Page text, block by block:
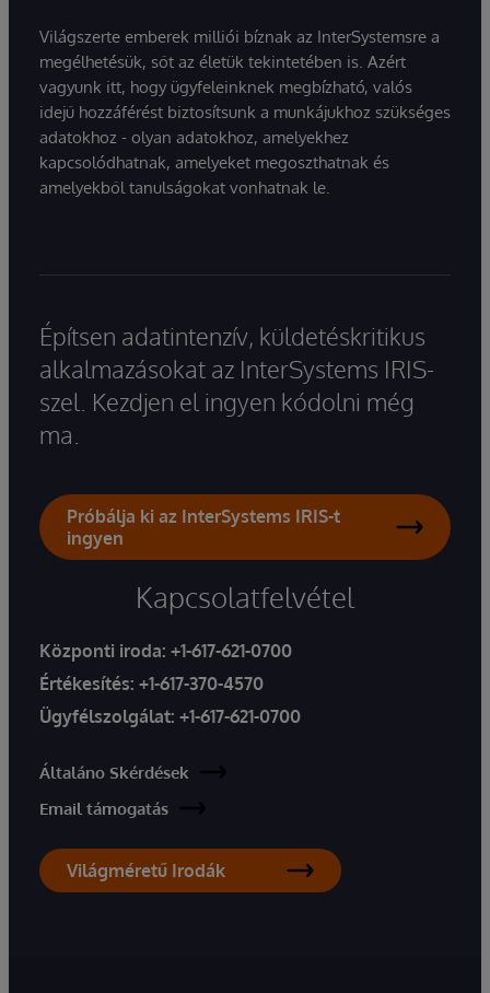
Világszerte emberek milliói bíznak az InterSystemsre a
megélhetésük, sőt az életük tekintetében is. Azért
vagyunk itt, hogy ügyfeleinknek megbízható, valós
idejű hozzáférést biztosítsunk a munkájukhoz szükséges
adatokhoz - olyan adatokhoz, amelyekhez
kapcsolódhatnak, amelyeket megoszthatnak és
amelyekből tanulságokat vonhatnak le.
Építsen adatintenzív, küldetéskritikus
alkalmazásokat az InterSystems IRIS-
szel. Kezdjen el ingyen kódolni még
ma.
Próbálja ki az InterSystems IRIS-t
ingyen
Kapcsolatfelvétel
Központi iroda: +1-617-621-0700
Értékesítés: +1-617-370-4570
Ügyfélszolgálat: +1-617-621-0700
Általáno Skérdések
Email támogatás
Világméretű Irodák